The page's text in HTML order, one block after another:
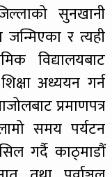
सुनखानी
जन्मिएका र त्यही
विद्यालयबाट
अध्ययन गर्न
प्रमाणपत्र
समय पर्यटन
गर्दै काठ्माडौं